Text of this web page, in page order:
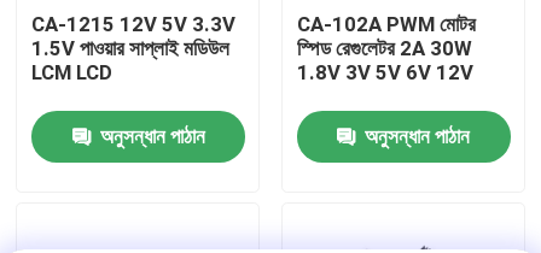
আমাদের সাথে যোগাযোগ করুন
খবর
CA-1215 12V 5V 3.3V
1.5V পাওয়ার সাপ্লাই মডিউল
LCM LCD
অনুসন্ধান পাঠান
CA-102A PWM মোটর
স্পিড রেগুলেটর 2A 30W
1.8V 3V 5V 6V 12V
অনুসন্ধান পাঠান